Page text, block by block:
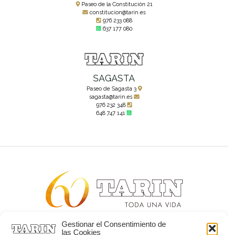
Gestionar el Consentimiento de
las Cookies
Paseo de la Constitución 21
constitucion@tarin.es
976 233 088
637 177 080
SAGASTA
Paseo de Sagasta 3
sagasta@tarin.es
976 232 348
648 747 141
Alta joyería desde 1963